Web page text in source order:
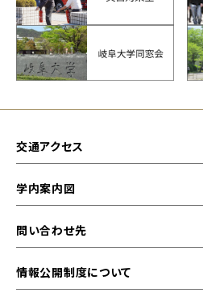
交通アクセス
学内案内図
問い合わせ先
情報公開制度について